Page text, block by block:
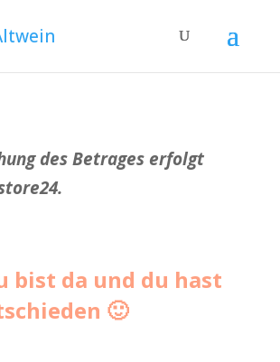
des Betrages erfolgt
bist da und du hast
🙂